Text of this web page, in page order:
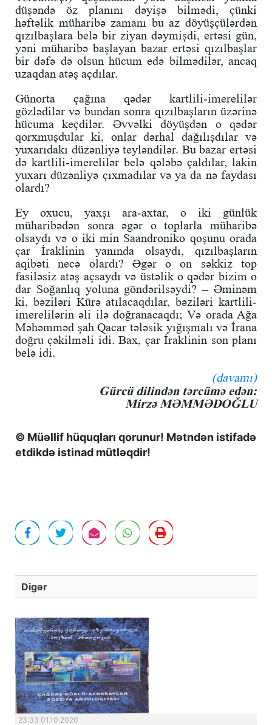
düşəndə öz planını dəyişə bilmədi, çünki
həftəlik müharibə zamanı bu az döyüşçülərdən
qızılbaşlara belə bir ziyan dəymişdi, ertəsi gün,
yəni müharibə başlayan bazar ertəsi qızılbaşlar
bir dəfə də olsun hücum edə bilmədilər, ancaq
uzaqdan atəş açdılar.
Günorta çağına qədər kartlili-imerelilər
gözlədilər və bundan sonra qızılbaşların üzərinə
hücuma keçdilər. Əvvəlki döyüşdən o qədər
qorxmuşdular ki, onlar dərhal dağılışdılar və
yuxarıdakı düzənliyə teyləndilər. Bu bazar ertəsi
də kartlili-imerelilər belə qələbə çaldılar, lakin
yuxarı düzənliyə çıxmadılar və ya da nə faydası
olardı?
Ey oxucu, yaxşı ara-axtar, o iki günlük
müharibədən sonra əgər o toplarla müharibə
olsaydı və o iki min Saandroniko qoşunu orada
çar İraklinin yanında olsaydı, qızılbaşların
aqibəti necə olardı? Əgər o on səkkiz top
fasiləsiz atəş açsaydı və üstəlik o qədər bizim o
dar Soğanlıq yoluna göndərilsəydi? – Əminəm
ki, bəziləri Kürə atılacaqdılar, bəziləri kartlili-
imerelilərin əli ilə doğranacaqdı; Və orada Ağa
Məhəmməd şah Qacar tələsik yığışmalı və İrana
doğru çəkilməli idi. Bax, çar İraklinin son planı
belə idi.
(davamı)
Gürcü dilindən tərcümə edən:
Mirzə MƏMMƏDOĞLU
© Müəllif hüquqları qorunur! Mətndən istifadə
etdikdə istinad mütləqdir!
Digər
23:33 01.10.2020